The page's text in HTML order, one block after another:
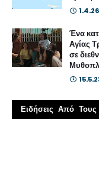
1.4.26
Ένα
Αγίας
σε
Ειδήσεις Από